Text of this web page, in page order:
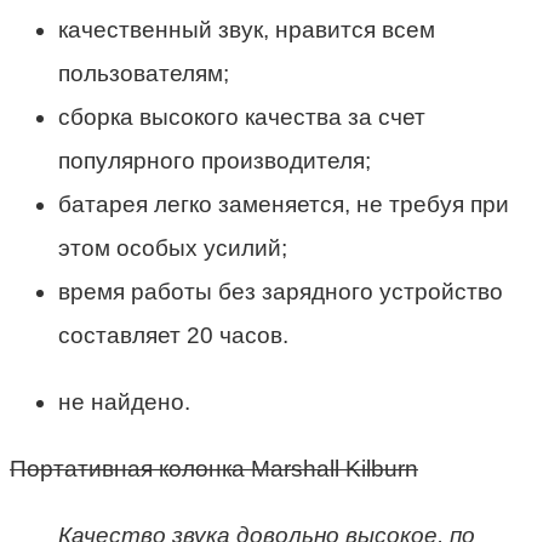
качественный звук, нравится всем
пользователям;
сборка высокого качества за счет
популярного производителя;
батарея легко заменяется, не требуя при
этом особых усилий;
время работы без зарядного устройство
составляет 20 часов.
не найдено.
Портативная колонка Marshall Kilburn
Качество звука довольно высокое, по